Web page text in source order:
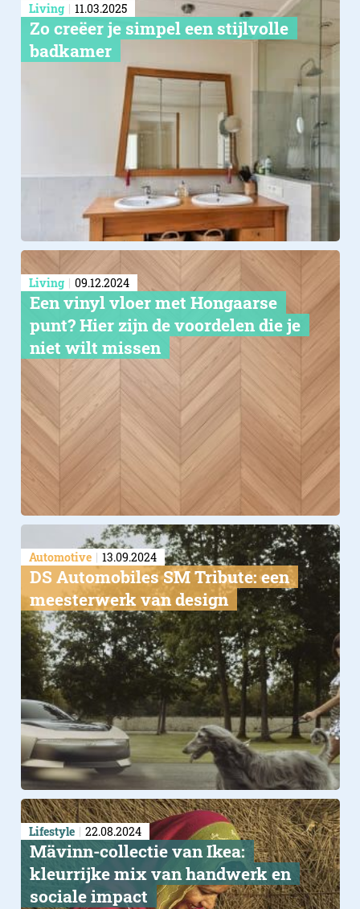
Living 11.03.2025
Zo creëer je simpel een stijlvolle
badkamer
Living 09.12.2024
Een vinyl vloer met Hongaarse
punt? Hier zijn de voordelen die je
niet wilt missen
Automotive 13.09.2024
DS Automobiles SM Tribute: een
meesterwerk van design
Lifestyle 22.08.2024
Mävinn-collectie van Ikea:
kleurrijke mix van handwerk en
sociale impact